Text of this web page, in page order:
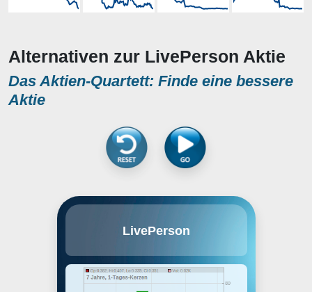
Alternativen zur LivePerson Aktie
Das Aktien-Quartett: Finde eine bessere
Aktie
LivePerson
provision of mobile and online
Conversational Artificial
Intelligence. Conversational AI
allows humans and machines to
interact using natural language,